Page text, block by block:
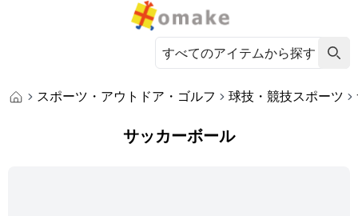
スポーツ・アウトドア・ゴルフ 球技・競技スポーツ
サッカーボール